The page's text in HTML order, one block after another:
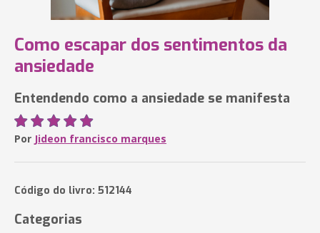
Como escapar dos sentimentos da
ansiedade
Entendendo como a ansiedade se manifesta
Por Jideon francisco marques
Código do livro: 512144
Categorias